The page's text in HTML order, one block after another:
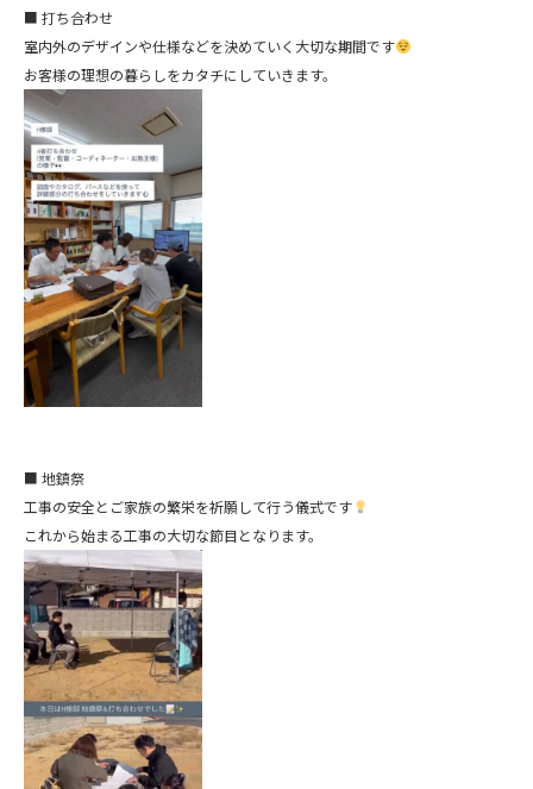
■ 打ち合わせ
室内外のデザインや仕様などを決めていく大切な期間です
お客様の理想の暮らしをカタチにしていきます。
■ 地鎮祭
工事の安全とご家族の繁栄を祈願して行う儀式です
これから始まる工事の大切な節目となります。